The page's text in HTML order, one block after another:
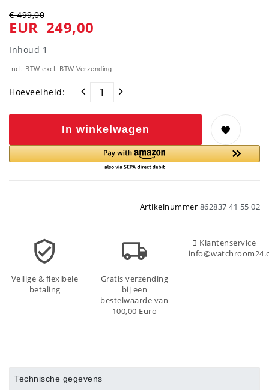
€ 499,00
EUR 249,00
Inhoud 1
Incl. BTW excl. BTW Verzending
Hoeveelheid:
In winkelwagen
Artikelnummer 862837 41 55 02
Veilige & flexibele
betaling
Gratis verzending
bij een
bestelwaarde van
100,00 Euro
Klantenservice
Technische gegevens